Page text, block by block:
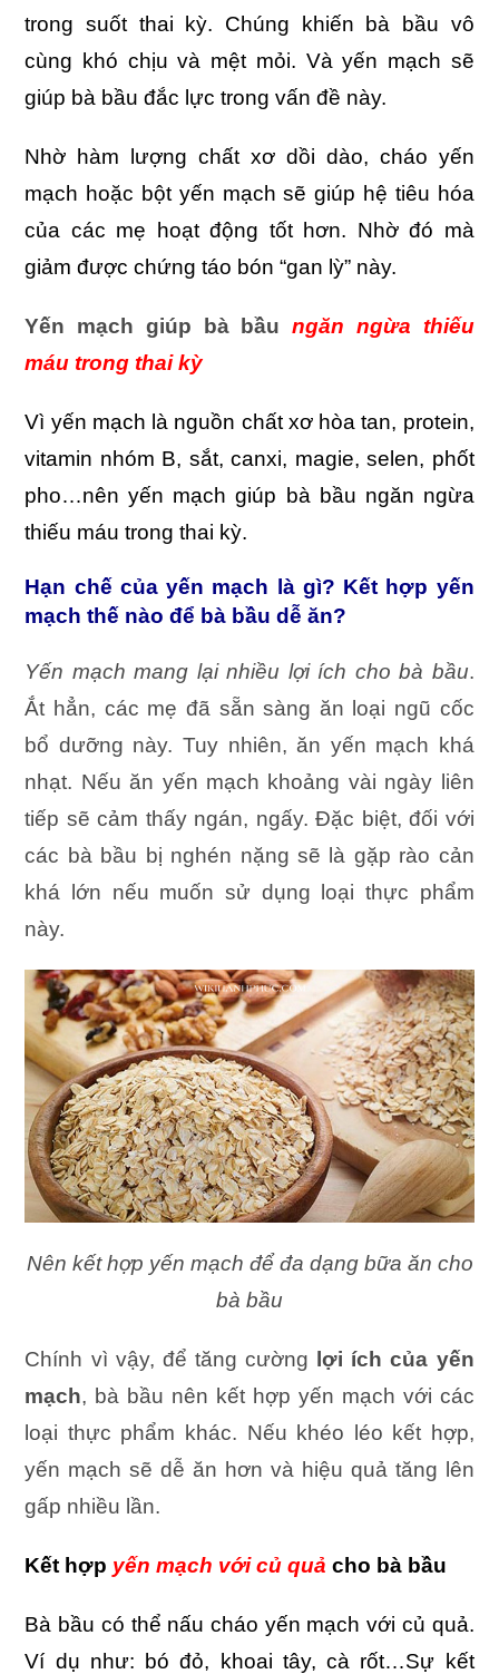
trong suốt thai kỳ. Chúng khiến bà bầu vô
cùng khó chịu và mệt mỏi. Và yến mạch sẽ
giúp bà bầu đắc lực trong vấn đề này.
Nhờ hàm lượng chất xơ dồi dào, cháo yến
mạch hoặc bột yến mạch sẽ giúp hệ tiêu hóa
của các mẹ hoạt động tốt hơn. Nhờ đó mà
giảm được chứng táo bón “gan lỳ” này.
Yến mạch giúp bà bầu ngăn ngừa thiếu
máu trong thai kỳ
Vì yến mạch là nguồn chất xơ hòa tan, protein,
vitamin nhóm B, sắt, canxi, magie, selen, phốt
pho…nên yến mạch giúp bà bầu ngăn ngừa
thiếu máu trong thai kỳ.
Hạn chế của yến mạch là gì? Kết hợp yến
mạch thế nào để bà bầu dễ ăn?
Yến mạch mang lại nhiều lợi ích cho bà bầu.
Ắt hẳn, các mẹ đã sẵn sàng ăn loại ngũ cốc
bổ dưỡng này. Tuy nhiên, ăn yến mạch khá
nhạt. Nếu ăn yến mạch khoảng vài ngày liên
tiếp sẽ cảm thấy ngán, ngấy. Đặc biệt, đối với
các bà bầu bị nghén nặng sẽ là gặp rào cản
khá lớn nếu muốn sử dụng loại thực phẩm
này.
Nên kết hợp yến mạch để đa dạng bữa ăn cho
bà bầu
Chính vì vậy, để tăng cường lợi ích của yến
mạch, bà bầu nên kết hợp yến mạch với các
loại thực phẩm khác. Nếu khéo léo kết hợp,
yến mạch sẽ dễ ăn hơn và hiệu quả tăng lên
gấp nhiều lần.
Kết hợp yến mạch với củ quả cho bà bầu
Bà bầu có thể nấu cháo yến mạch với củ quả.
Ví dụ như: bó đỏ, khoai tây, cà rốt…Sự kết